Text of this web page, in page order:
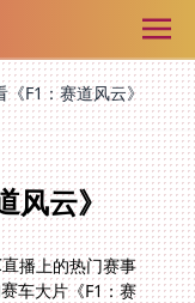
《F1：赛道风云》
风云》
播上的热门赛事
车大片《F1：赛
个冰冷的“该内容
感，留学生和海
形的墙，把想家
外怎么看CC直播
问题根源都在于
解决方案的核心
，让你的网络连
就是为你拆解如